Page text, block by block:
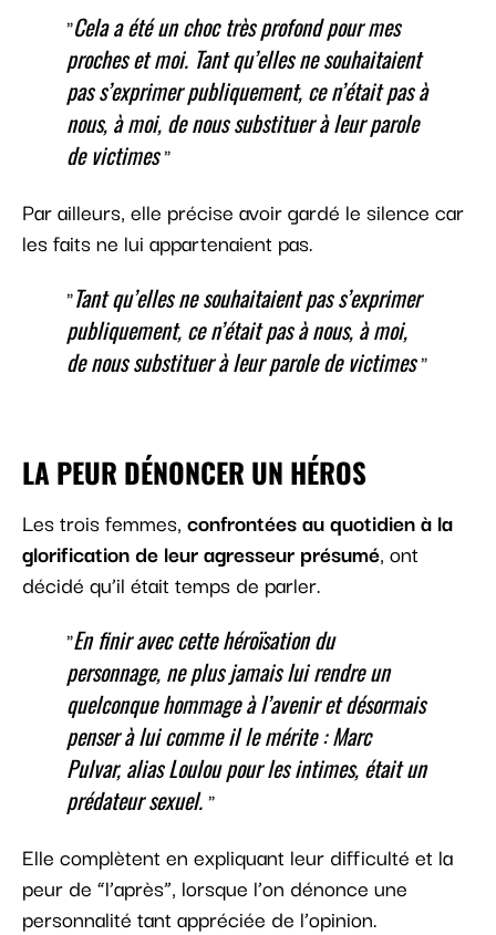
Cela a été un choc très profond pour mes
proches et moi. Tant qu’elles ne souhaitaient
pas s’exprimer publiquement, ce n’était pas à
nous, à moi, de nous substituer à leur parole
de victimes
Par ailleurs, elle précise avoir gardé le silence car
les faits ne lui appartenaient pas.
Tant qu’elles ne souhaitaient pas s’exprimer
publiquement, ce n’était pas à nous, à moi,
de nous substituer à leur parole de victimes
LA PEUR DÉNONCER UN HÉROS
Les trois femmes, confrontées au quotidien à la
glorification de leur agresseur présumé, ont
décidé qu’il était temps de parler.
En finir avec cette héroïsation du
personnage, ne plus jamais lui rendre un
quelconque hommage à l’avenir et désormais
penser à lui comme il le mérite : Marc
Pulvar, alias Loulou pour les intimes, était un
prédateur sexuel.
Elle complètent en expliquant leur difficulté et la
peur de “l’après”, lorsque l’on dénonce une
personnalité tant appréciée de l’opinion.